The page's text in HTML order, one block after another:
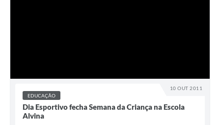
10 OUT 2011
EDUCAÇÃO
Dia Esportivo fecha Semana da Criança na Escola
Alvina